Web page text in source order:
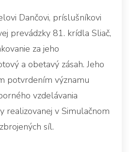
Dančovi, príslušníkovi
prevádzky 81. krídla Sliač,
za jeho
a obetavý zásah. Jeho
potvrdením významu
vzdelávania
realizovanej v Simulačnom
síl.